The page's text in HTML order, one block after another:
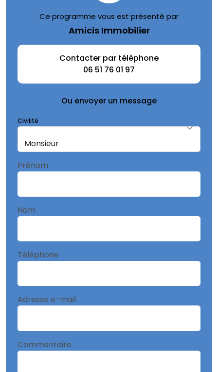
Ce programme vous est présenté par
Amicis Immobilier
Contacter par téléphone
06 51 76 01 97
Ou envoyer un message
Civilité
Prénom
Nom
Téléphone
Adresse e-mail
Commentaire